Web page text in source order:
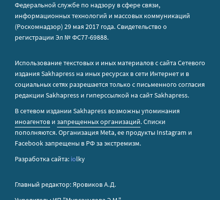
Федеральной службе по надзору в сфере связи,
информационных технологий и массовых коммуникаций
(Роскомнадзор) 29 мая 2017 года. Свидетельство о
регистрации Эл № ФС77-69888.
Использование текстовых и иных материалов с сайта Сетевого
издания Sakhapress на иных ресурсах в сети Интернет и в
социальных сетях разрешается только с письменного согласия
редакции Sakhapress и гиперссылкой на сайт Sakhapress.
В сетевом издании Sakhapress возможны упоминания
иноагентов и запрещенных организаций. Списки
пополняются. Организация Metа, ее продукты Instagram и
Facebook запрещены в РФ за экстремизм.
Разработка сайта: iolky
Главный редактор: Яровиков А.Д.